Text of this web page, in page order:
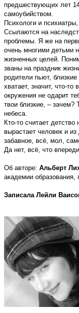
предшествующих лет
самоубийством.
Психологи и
Ссылаются на
проблемы. Я же на
очень многими детьми
жизненных целей.
званы на праздник
родители пьют,
хватает, значит, что-то
окружения не одарит
твои близкие, – зачем?
небеса.
Кто-то считает
вырастает человек и
забавное, всё, мол,
Да нет, всё, что
Об авторе: Альберт
академии образования,
Записала Лейли